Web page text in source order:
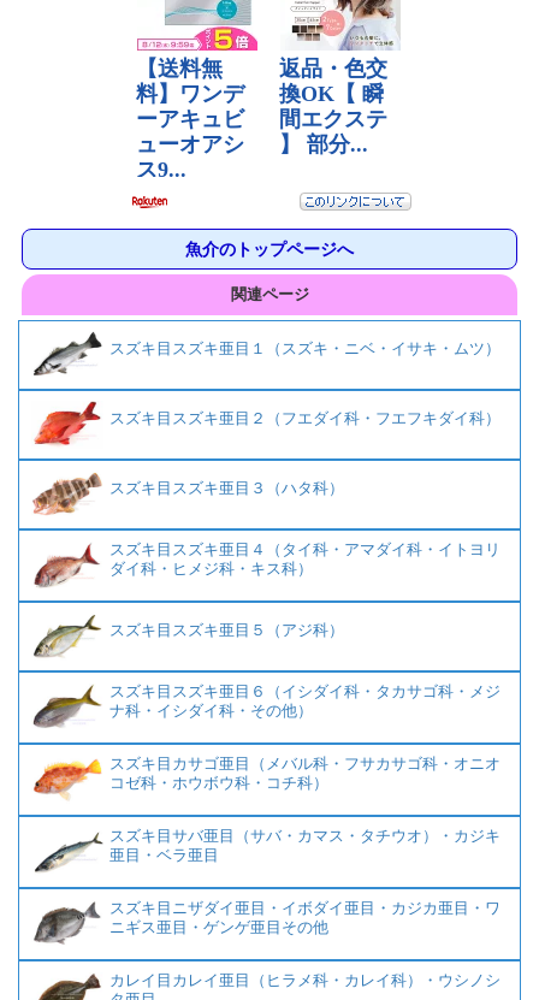
魚介のトップページへ
関連ページ
スズキ目スズキ亜目１（スズキ・ニベ・イサキ・ムツ）
スズキ目スズキ亜目２（フエダイ科・フエフキダイ科）
スズキ目スズキ亜目３（ハタ科）
スズキ目スズキ亜目４（タイ科・アマダイ科・イトヨリ
ダイ科・ヒメジ科・キス科）
スズキ目スズキ亜目５（アジ科）
スズキ目スズキ亜目６（イシダイ科・タカサゴ科・メジ
ナ科・イシダイ科・その他）
スズキ目カサゴ亜目（メバル科・フサカサゴ科・オニオ
コゼ科・ホウボウ科・コチ科）
スズキ目サバ亜目（サバ・カマス・タチウオ）・カジキ
亜目・ベラ亜目
スズキ目ニザダイ亜目・イボダイ亜目・カジカ亜目・ワ
ニギス亜目・ゲンゲ亜目その他
カレイ目カレイ亜目（ヒラメ科・カレイ科）・ウシノシ